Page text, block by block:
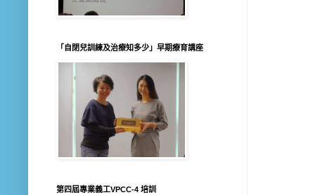
「自閉兒訓練及治療知多少」早期療育講座
第四屆專業義工VPCC-4 培訓